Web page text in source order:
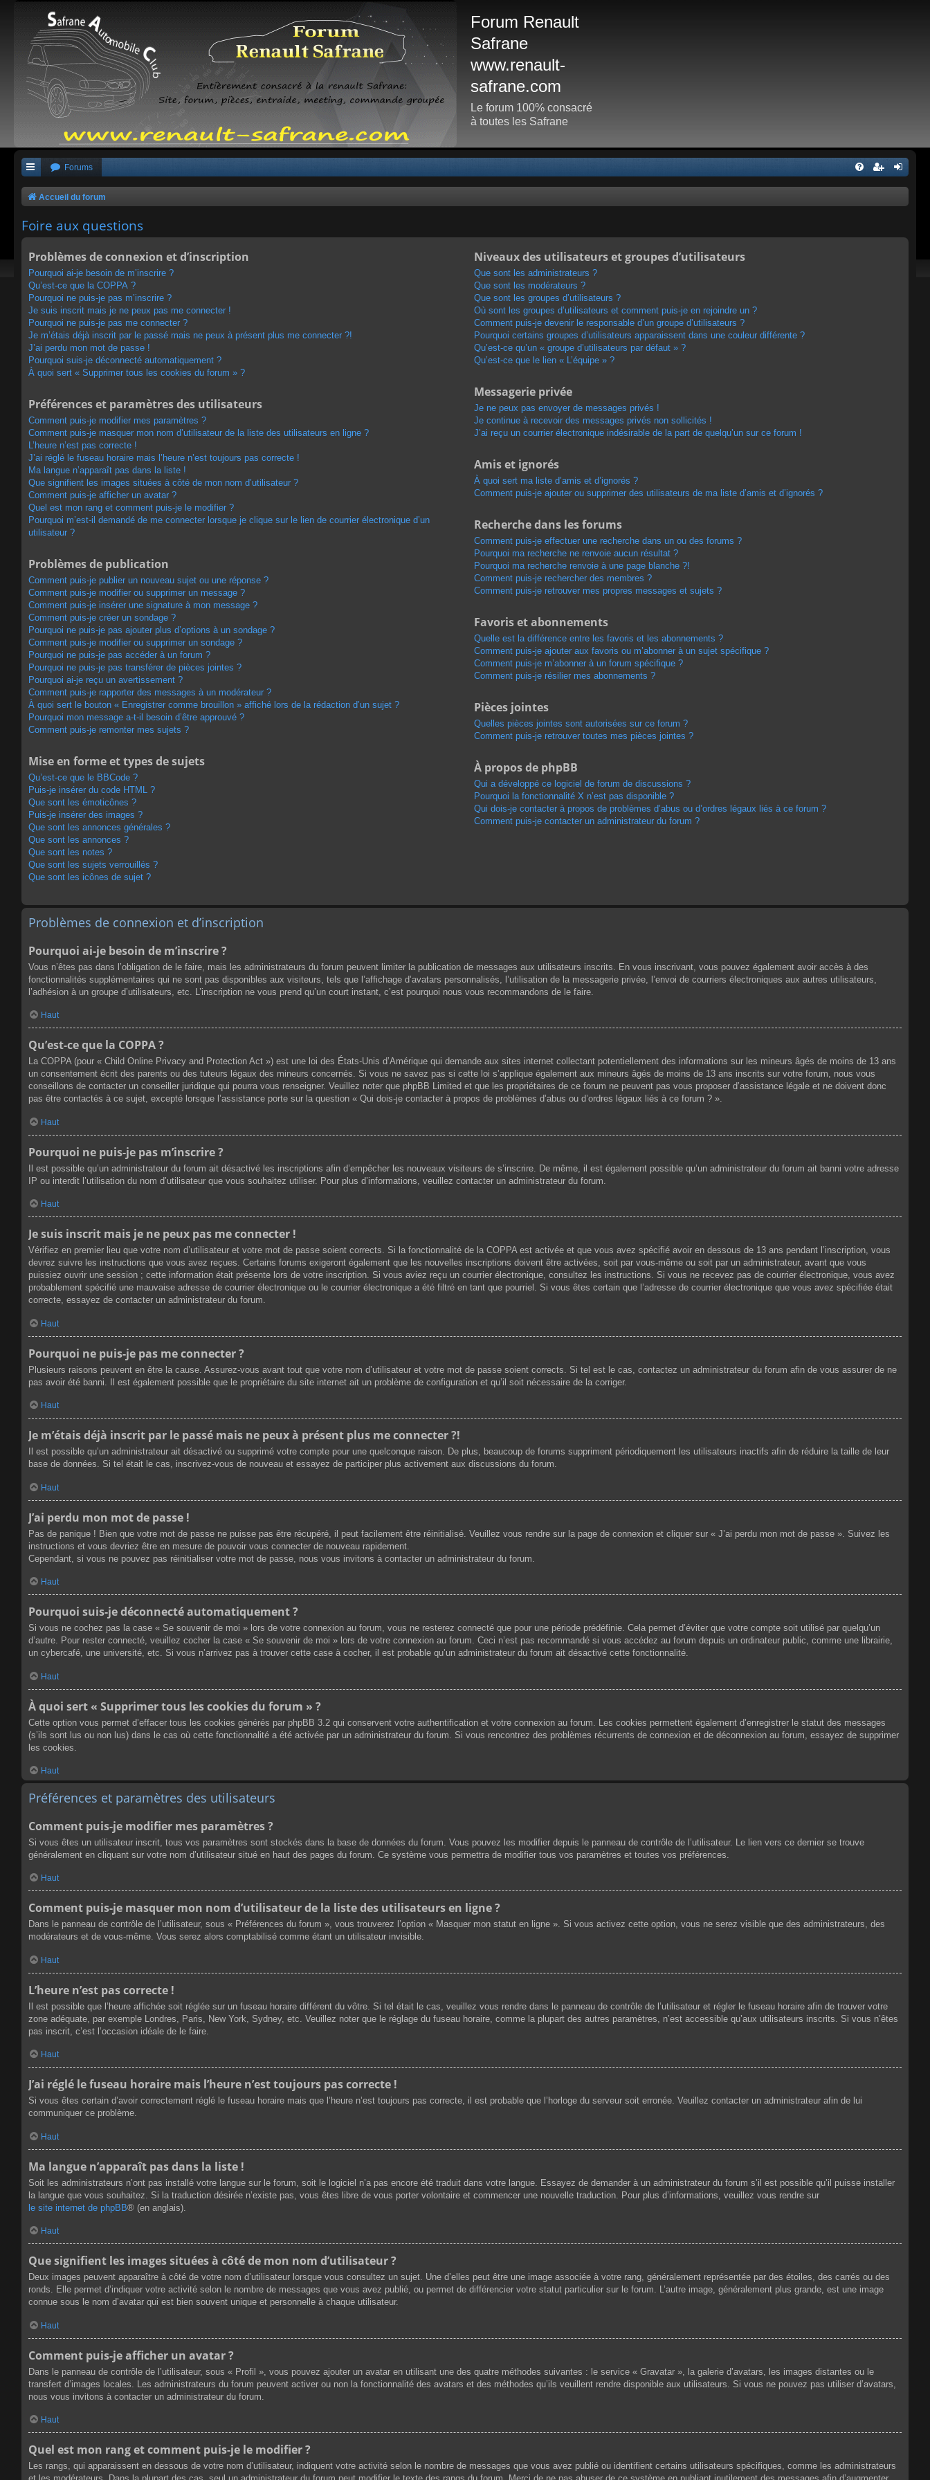
Forum Renault
Safrane
www.renault-
safrane.com
Le forum 100% consacré
à toutes les Safrane
Forums
Accueil du forum
Foire aux questions
Problèmes de connexion et d’inscription
Pourquoi ai-je besoin de m’inscrire ?
Qu’est-ce que la COPPA ?
Pourquoi ne puis-je pas m’inscrire ?
Je suis inscrit mais je ne peux pas me connecter !
Pourquoi ne puis-je pas me connecter ?
Je m’étais déjà inscrit par le passé mais ne peux à présent plus me connecter ?!
J’ai perdu mon mot de passe !
Pourquoi suis-je déconnecté automatiquement ?
À quoi sert « Supprimer tous les cookies du forum » ?
Préférences et paramètres des utilisateurs
Comment puis-je modifier mes paramètres ?
Comment puis-je masquer mon nom d’utilisateur de la liste des utilisateurs en ligne ?
L’heure n’est pas correcte !
J’ai réglé le fuseau horaire mais l’heure n’est toujours pas correcte !
Ma langue n’apparaît pas dans la liste !
Que signifient les images situées à côté de mon nom d’utilisateur ?
Comment puis-je afficher un avatar ?
Quel est mon rang et comment puis-je le modifier ?
Pourquoi m’est-il demandé de me connecter lorsque je clique sur le lien de courrier électronique d’un
utilisateur ?
Problèmes de publication
Comment puis-je publier un nouveau sujet ou une réponse ?
Comment puis-je modifier ou supprimer un message ?
Comment puis-je insérer une signature à mon message ?
Comment puis-je créer un sondage ?
Pourquoi ne puis-je pas ajouter plus d’options à un sondage ?
Comment puis-je modifier ou supprimer un sondage ?
Pourquoi ne puis-je pas accéder à un forum ?
Pourquoi ne puis-je pas transférer de pièces jointes ?
Pourquoi ai-je reçu un avertissement ?
Comment puis-je rapporter des messages à un modérateur ?
À quoi sert le bouton « Enregistrer comme brouillon » affiché lors de la rédaction d’un sujet ?
Pourquoi mon message a-t-il besoin d’être approuvé ?
Comment puis-je remonter mes sujets ?
Mise en forme et types de sujets
Qu’est-ce que le BBCode ?
Puis-je insérer du code HTML ?
Que sont les émoticônes ?
Puis-je insérer des images ?
Que sont les annonces générales ?
Que sont les annonces ?
Que sont les notes ?
Que sont les sujets verrouillés ?
Que sont les icônes de sujet ?
Niveaux des utilisateurs et groupes d’utilisateurs
Que sont les administrateurs ?
Que sont les modérateurs ?
Que sont les groupes d’utilisateurs ?
Où sont les groupes d’utilisateurs et comment puis-je en rejoindre un ?
Comment puis-je devenir le responsable d’un groupe d’utilisateurs ?
Pourquoi certains groupes d’utilisateurs apparaissent dans une couleur différente ?
Qu’est-ce qu’un « groupe d’utilisateurs par défaut » ?
Qu’est-ce que le lien « L’équipe » ?
Messagerie privée
Je ne peux pas envoyer de messages privés !
Je continue à recevoir des messages privés non sollicités !
J’ai reçu un courrier électronique indésirable de la part de quelqu’un sur ce forum !
Amis et ignorés
À quoi sert ma liste d’amis et d’ignorés ?
Comment puis-je ajouter ou supprimer des utilisateurs de ma liste d’amis et d’ignorés ?
Recherche dans les forums
Comment puis-je effectuer une recherche dans un ou des forums ?
Pourquoi ma recherche ne renvoie aucun résultat ?
Pourquoi ma recherche renvoie à une page blanche ?!
Comment puis-je rechercher des membres ?
Comment puis-je retrouver mes propres messages et sujets ?
Favoris et abonnements
Quelle est la différence entre les favoris et les abonnements ?
Comment puis-je ajouter aux favoris ou m’abonner à un sujet spécifique ?
Comment puis-je m’abonner à un forum spécifique ?
Comment puis-je résilier mes abonnements ?
Pièces jointes
Quelles pièces jointes sont autorisées sur ce forum ?
Comment puis-je retrouver toutes mes pièces jointes ?
À propos de phpBB
Qui a développé ce logiciel de forum de discussions ?
Pourquoi la fonctionnalité X n’est pas disponible ?
Qui dois-je contacter à propos de problèmes d’abus ou d’ordres légaux liés à ce forum ?
Comment puis-je contacter un administrateur du forum ?
Problèmes de connexion et d’inscription
Pourquoi ai-je besoin de m’inscrire ?
Vous n’êtes pas dans l’obligation de le faire, mais les administrateurs du forum peuvent limiter la publication de messages aux utilisateurs inscrits. En vous inscrivant, vous pouvez également avoir accès à des
fonctionnalités supplémentaires qui ne sont pas disponibles aux visiteurs, tels que l’affichage d’avatars personnalisés, l’utilisation de la messagerie privée, l’envoi de courriers électroniques aux autres utilisateurs,
l’adhésion à un groupe d’utilisateurs, etc. L’inscription ne vous prend qu’un court instant, c’est pourquoi nous vous recommandons de le faire.
Haut
Qu’est-ce que la COPPA ?
La COPPA (pour « Child Online Privacy and Protection Act ») est une loi des États-Unis d’Amérique qui demande aux sites internet collectant potentiellement des informations sur les mineurs âgés de moins de 13 ans
un consentement écrit des parents ou des tuteurs légaux des mineurs concernés. Si vous ne savez pas si cette loi s’applique également aux mineurs âgés de moins de 13 ans inscrits sur votre forum, nous vous
conseillons de contacter un conseiller juridique qui pourra vous renseigner. Veuillez noter que phpBB Limited et que les propriétaires de ce forum ne peuvent pas vous proposer d’assistance légale et ne doivent donc
pas être contactés à ce sujet, excepté lorsque l’assistance porte sur la question « Qui dois-je contacter à propos de problèmes d’abus ou d’ordres légaux liés à ce forum ? ».
Haut
Pourquoi ne puis-je pas m’inscrire ?
Il est possible qu’un administrateur du forum ait désactivé les inscriptions afin d’empêcher les nouveaux visiteurs de s’inscrire. De même, il est également possible qu’un administrateur du forum ait banni votre adresse
IP ou interdit l’utilisation du nom d’utilisateur que vous souhaitez utiliser. Pour plus d’informations, veuillez contacter un administrateur du forum.
Haut
Je suis inscrit mais je ne peux pas me connecter !
Vérifiez en premier lieu que votre nom d’utilisateur et votre mot de passe soient corrects. Si la fonctionnalité de la COPPA est activée et que vous avez spécifié avoir en dessous de 13 ans pendant l’inscription, vous
devrez suivre les instructions que vous avez reçues. Certains forums exigeront également que les nouvelles inscriptions doivent être activées, soit par vous-même ou soit par un administrateur, avant que vous
puissiez ouvrir une session ; cette information était présente lors de votre inscription. Si vous aviez reçu un courrier électronique, consultez les instructions. Si vous ne recevez pas de courrier électronique, vous avez
probablement spécifié une mauvaise adresse de courrier électronique ou le courrier électronique a été filtré en tant que pourriel. Si vous êtes certain que l’adresse de courrier électronique que vous avez spécifiée était
correcte, essayez de contacter un administrateur du forum.
Haut
Pourquoi ne puis-je pas me connecter ?
Plusieurs raisons peuvent en être la cause. Assurez-vous avant tout que votre nom d’utilisateur et votre mot de passe soient corrects. Si tel est le cas, contactez un administrateur du forum afin de vous assurer de ne
pas avoir été banni. Il est également possible que le propriétaire du site internet ait un problème de configuration et qu’il soit nécessaire de la corriger.
Haut
Je m’étais déjà inscrit par le passé mais ne peux à présent plus me connecter ?!
Il est possible qu’un administrateur ait désactivé ou supprimé votre compte pour une quelconque raison. De plus, beaucoup de forums suppriment périodiquement les utilisateurs inactifs afin de réduire la taille de leur
base de données. Si tel était le cas, inscrivez-vous de nouveau et essayez de participer plus activement aux discussions du forum.
Haut
J’ai perdu mon mot de passe !
Pas de panique ! Bien que votre mot de passe ne puisse pas être récupéré, il peut facilement être réinitialisé. Veuillez vous rendre sur la page de connexion et cliquer sur « J’ai perdu mon mot de passe ». Suivez les
instructions et vous devriez être en mesure de pouvoir vous connecter de nouveau rapidement.
Cependant, si vous ne pouvez pas réinitialiser votre mot de passe, nous vous invitons à contacter un administrateur du forum.
Haut
Pourquoi suis-je déconnecté automatiquement ?
Si vous ne cochez pas la case « Se souvenir de moi » lors de votre connexion au forum, vous ne resterez connecté que pour une période prédéfinie. Cela permet d’éviter que votre compte soit utilisé par quelqu’un
d’autre. Pour rester connecté, veuillez cocher la case « Se souvenir de moi » lors de votre connexion au forum. Ceci n’est pas recommandé si vous accédez au forum depuis un ordinateur public, comme une librairie,
un cybercafé, une université, etc. Si vous n’arrivez pas à trouver cette case à cocher, il est probable qu’un administrateur du forum ait désactivé cette fonctionnalité.
Haut
À quoi sert « Supprimer tous les cookies du forum » ?
Cette option vous permet d’effacer tous les cookies générés par phpBB 3.2 qui conservent votre authentification et votre connexion au forum. Les cookies permettent également d’enregistrer le statut des messages
(s’ils sont lus ou non lus) dans le cas où cette fonctionnalité a été activée par un administrateur du forum. Si vous rencontrez des problèmes récurrents de connexion et de déconnexion au forum, essayez de supprimer
les cookies.
Haut
Préférences et paramètres des utilisateurs
Comment puis-je modifier mes paramètres ?
Si vous êtes un utilisateur inscrit, tous vos paramètres sont stockés dans la base de données du forum. Vous pouvez les modifier depuis le panneau de contrôle de l’utilisateur. Le lien vers ce dernier se trouve
généralement en cliquant sur votre nom d’utilisateur situé en haut des pages du forum. Ce système vous permettra de modifier tous vos paramètres et toutes vos préférences.
Haut
Comment puis-je masquer mon nom d’utilisateur de la liste des utilisateurs en ligne ?
Dans le panneau de contrôle de l’utilisateur, sous « Préférences du forum », vous trouverez l’option « Masquer mon statut en ligne ». Si vous activez cette option, vous ne serez visible que des administrateurs, des
modérateurs et de vous-même. Vous serez alors comptabilisé comme étant un utilisateur invisible.
Haut
L’heure n’est pas correcte !
Il est possible que l’heure affichée soit réglée sur un fuseau horaire différent du vôtre. Si tel était le cas, veuillez vous rendre dans le panneau de contrôle de l’utilisateur et régler le fuseau horaire afin de trouver votre
zone adéquate, par exemple Londres, Paris, New York, Sydney, etc. Veuillez noter que le réglage du fuseau horaire, comme la plupart des autres paramètres, n’est accessible qu’aux utilisateurs inscrits. Si vous n’êtes
pas inscrit, c’est l’occasion idéale de le faire.
Haut
J’ai réglé le fuseau horaire mais l’heure n’est toujours pas correcte !
Si vous êtes certain d’avoir correctement réglé le fuseau horaire mais que l’heure n’est toujours pas correcte, il est probable que l’horloge du serveur soit erronée. Veuillez contacter un administrateur afin de lui
communiquer ce problème.
Haut
Ma langue n’apparaît pas dans la liste !
Soit les administrateurs n’ont pas installé votre langue sur le forum, soit le logiciel n’a pas encore été traduit dans votre langue. Essayez de demander à un administrateur du forum s’il est possible qu’il puisse installer
la langue que vous souhaitez. Si la traduction désirée n’existe pas, vous êtes libre de vous porter volontaire et commencer une nouvelle traduction. Pour plus d’informations, veuillez vous rendre sur
le site internet de phpBB® (en anglais).
Haut
Que signifient les images situées à côté de mon nom d’utilisateur ?
Deux images peuvent apparaître à côté de votre nom d’utilisateur lorsque vous consultez un sujet. Une d’elles peut être une image associée à votre rang, généralement représentée par des étoiles, des carrés ou des
ronds. Elle permet d’indiquer votre activité selon le nombre de messages que vous avez publié, ou permet de différencier votre statut particulier sur le forum. L’autre image, généralement plus grande, est une image
connue sous le nom d’avatar qui est bien souvent unique et personnelle à chaque utilisateur.
Haut
Comment puis-je afficher un avatar ?
Dans le panneau de contrôle de l’utilisateur, sous « Profil », vous pouvez ajouter un avatar en utilisant une des quatre méthodes suivantes : le service « Gravatar », la galerie d’avatars, les images distantes ou le
transfert d’images locales. Les administrateurs du forum peuvent activer ou non la fonctionnalité des avatars et des méthodes qu’ils veuillent rendre disponible aux utilisateurs. Si vous ne pouvez pas utiliser d’avatars,
nous vous invitons à contacter un administrateur du forum.
Haut
Quel est mon rang et comment puis-je le modifier ?
Les rangs, qui apparaissent en dessous de votre nom d’utilisateur, indiquent votre activité selon le nombre de messages que vous avez publié ou identifient certains utilisateurs spécifiques, comme les administrateurs